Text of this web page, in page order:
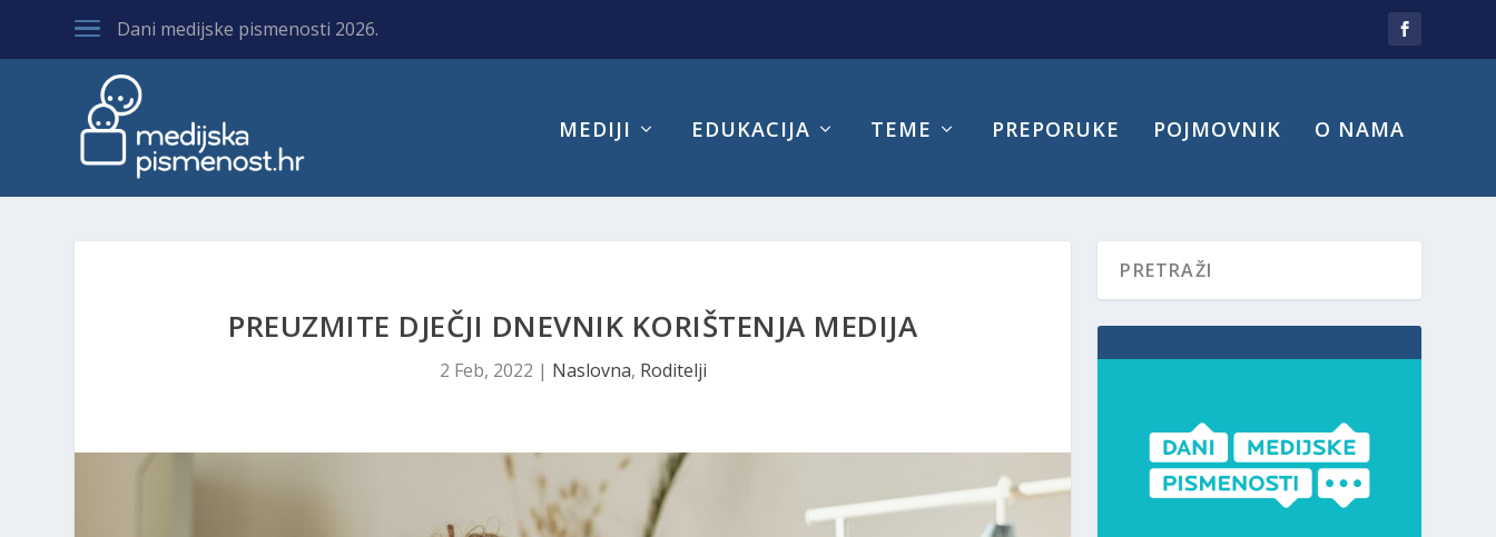
Dani medijske pismenosti 2026.
MEDIJI EDUKACIJA TEME PREPORUKE POJMOVNIK O NAMA
PREUZMITE DJEČJI DNEVNIK KORIŠTENJA MEDIJA
2 Feb, 2022 | Naslovna, Roditelji